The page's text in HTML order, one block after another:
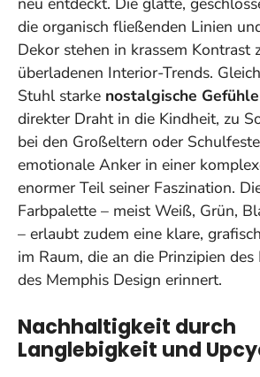
die organisch fließenden Linien
Dekor stehen in krassem Kontrast
überladenen Interior-Trends.
Stuhl starke nostalgische Gefühle
direkter Draht in die Kindheit, zu
bei den Großeltern oder
emotionale Anker in einer
enormer Teil seiner Faszination.
Farbpalette – meist Weiß, Grün,
– erlaubt zudem eine klare,
im Raum, die an die Prinzipien des
des Memphis Design erinnert.
Nachhaltigkeit durch
Langlebigkeit und